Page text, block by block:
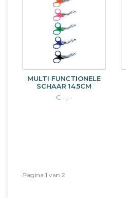
MULTI FUNCTIONELE
SCHAAR 14.5CM
€--,--
Pagina 1 van 2